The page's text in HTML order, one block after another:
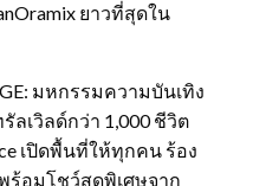
ยาวที่สุดใน
มหกรรมความบันเทิง
เวิลด์กว่า 1,000 ชีวิต
เปิดพื้นที่ให้ทุกคน ร้อง
ร้อมโชว์สุดพิเศษจาก